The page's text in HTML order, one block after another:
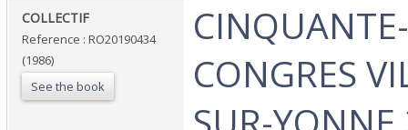
‎COLLECTIF‎
Reference : RO20190434
(1986)
See the book
CONGRES